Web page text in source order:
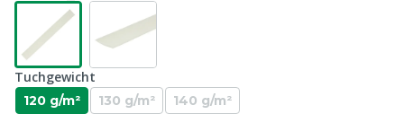
Tuchgewicht
120 g/m² 130 g/m² 140 g/m²